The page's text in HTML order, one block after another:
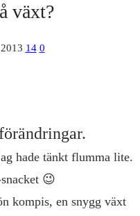
växt?
14 0
hade tänkt flumma lite.
😉
kompis, en snygg växt